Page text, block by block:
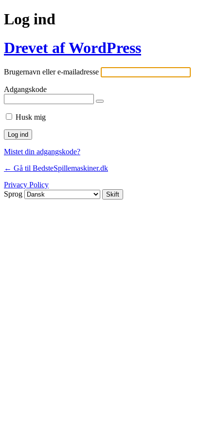
Log ind
Drevet af WordPress
Brugernavn eller e-mailadresse
Adgangskode
Husk mig
Mistet din adgangskode?
← Gå til BedsteSpillemaskiner.dk
Privacy Policy
Sprog